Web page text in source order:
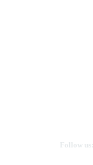
Follow us: